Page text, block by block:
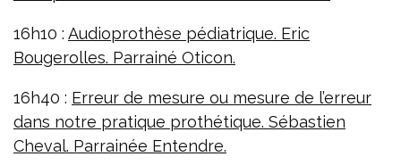
16h10 : Audioprothèse pédiatrique. Eric
Bougerolles. Parrainé Oticon.
16h40 : Erreur de mesure ou mesure de l’erreur
dans notre pratique prothétique. Sébastien
Cheval. Parrainée Entendre.